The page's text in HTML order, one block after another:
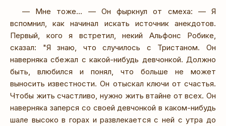
— Мне тоже... — Он фыркнул от смеха: — Я
вспомнил, как начинал искать источник анекдотов.
Первый, кого я встретил, некий Альфонс Робике,
сказал: "Я знаю, что случилось с Тристаном. Он
наверняка сбежал с какой-нибудь девчонкой. Должно
быть, влюбился и понял, что больше не может
выносить известности. Он отыскал ключи от счастья.
Чтобы жить счастливо, нужно жить втайне от всех. Он
наверняка заперся со своей девчонкой в каком-нибудь
шале высоко в горах и развлекается с ней с утра до